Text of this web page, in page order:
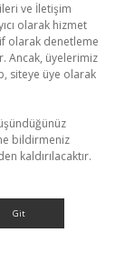
ve İletişim
olarak hizmet
olarak denetleme
Ancak, üyelerimiz
siteye üye olarak
bildirmeniz
kaldırılacaktır.